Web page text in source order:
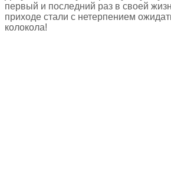
первый и последний раз в своей
приходе стали с нетерпением
колокола!